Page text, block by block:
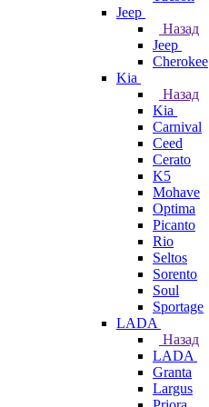
Jeep
Назад
Jeep
Cherokee
Kia
Назад
Kia
Carnival
Ceed
Cerato
K5
Mohave
Optima
Picanto
Rio
Seltos
Sorento
Soul
Sportage
LADA
Назад
LADA
Granta
Largus